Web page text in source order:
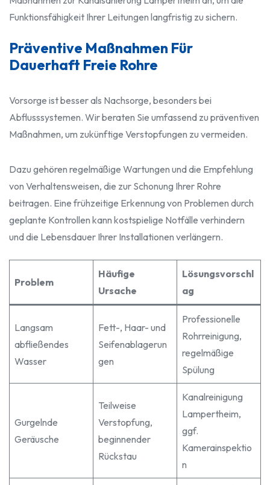
Funktionsfähigkeit Ihrer Leitungen langfristig zu sichern.
Präventive Maßnahmen Für
Dauerhaft Freie Rohre
Vorsorge ist besser als Nachsorge, besonders bei
Abflusssystemen. Wir beraten Sie umfassend zu präventiven
Maßnahmen, um zukünftige Verstopfungen zu vermeiden.
Dazu gehören regelmäßige Wartungen und die Empfehlung
von Verhaltensweisen, die zur Schonung Ihrer Rohre
beitragen. Eine frühzeitige Erkennung von Problemen durch
geplante Kontrollen kann kostspielige Notfälle verhindern
und die Lebensdauer Ihrer Installationen verlängern.
Problem
Häufige
Ursache
Lösungsvorschl
ag
Langsam
abfließendes
Wasser
Fett-, Haar- und
Seifenablagerun
gen
Professionelle
Rohrreinigung,
regelmäßige
Spülung
Gurgelnde
Geräusche
Teilweise
Verstopfung,
beginnender
Rückstau
Kanalreinigung
Lampertheim,
ggf.
Kamerainspektio
n